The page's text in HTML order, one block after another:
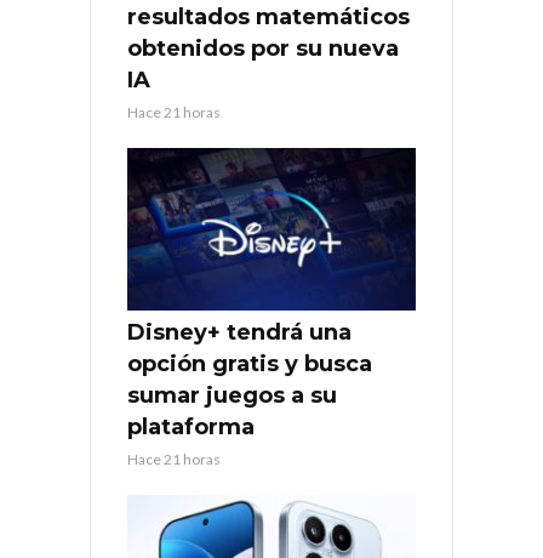
resultados matemáticos
obtenidos por su nueva
IA
Hace 21 horas
Disney+ tendrá una
opción gratis y busca
sumar juegos a su
plataforma
Hace 21 horas